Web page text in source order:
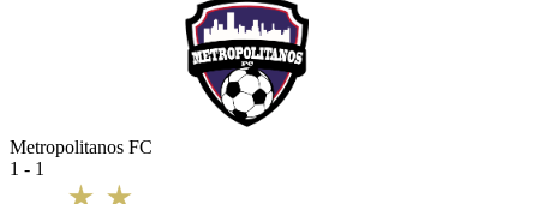
Metropolitanos FC
1 - 1